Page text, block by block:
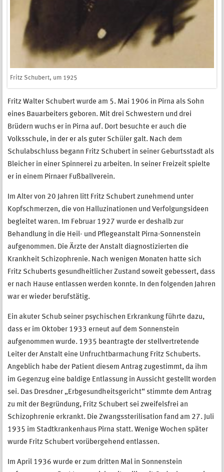
Fritz Schubert, um 1925
Fritz Walter Schubert wurde am 5. Mai 1906 in Pirna als Sohn
eines Bauarbeiters geboren. Mit drei Schwestern und drei
Brüdern wuchs er in Pirna auf. Dort besuchte er auch die
Volksschule, in der er als guter Schüler galt. Nach dem
Schulabschluss begann Fritz Schubert in seiner Geburtsstadt als
Bleicher in einer Spinnerei zu arbeiten. ln seiner Freizeit spielte
er in einem Pirnaer Fußballverein.
Im Alter von 20 Jahren litt Fritz Schubert zunehmend unter
Kopfschmerzen, die von Halluzinationen und Verfolgungsideen
begleitet waren. Im Februar 1927 wurde er deshalb zur
Behandlung in die Heil- und Pflegeanstalt Pirna-Sonnenstein
aufgenommen. Die Ärzte der Anstalt diagnostizierten die
Krankheit Schizophrenie. Nach wenigen Monaten hatte sich
Fritz Schuberts gesundheitlicher Zustand soweit gebessert, dass
er nach Hause entlassen werden konnte. In den folgenden Jahren
war er wieder berufstätig.
Ein akuter Schub seiner psychischen Erkrankung führte dazu,
dass er im Oktober 1933 erneut auf dem Sonnenstein
aufgenommen wurde. 1935 beantragte der stellvertretende
Leiter der Anstalt eine Unfruchtbarmachung Fritz Schuberts.
Angeblich habe der Patient diesem Antrag zugestimmt, da ihm
im Gegenzug eine baldige Entlassung in Aussicht gestellt worden
sei. Das Dresdner „Erbgesundheitsgericht“ stimmte dem Antrag
zu mit der Begründung, Fritz Schubert sei zweifelsfrei an
Schizophrenie erkrankt. Die Zwangssterilisation fand am 27. Juli
1935 im Stadtkrankenhaus Pirna statt. Wenige Wochen später
wurde Fritz Schubert vorübergehend entlassen.
Im April 1936 wurde er zum dritten Mal in Sonnenstein